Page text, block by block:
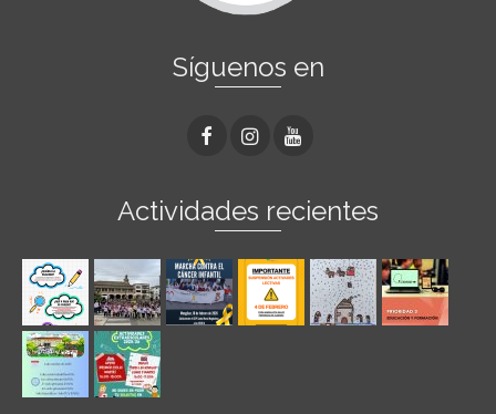
Síguenos en
Actividades recientes